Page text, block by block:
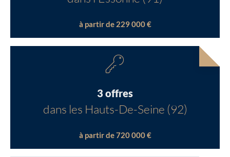
à partir de 229 000 €
3 offres
dans les Hauts-De-Seine (92)
à partir de 720 000 €